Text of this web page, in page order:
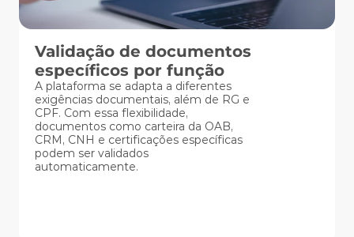
Validação de documentos
específicos por função
A plataforma se adapta a diferentes
exigências documentais, além de RG e
CPF. Com essa flexibilidade,
documentos como carteira da OAB,
CRM, CNH e certificações específicas
podem ser validados
automaticamente.